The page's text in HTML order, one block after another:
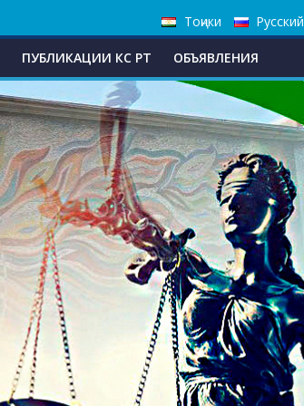
Тоҷики Русский
ПУБЛИКАЦИИ КС РТ ОБЪЯВЛЕНИЯ